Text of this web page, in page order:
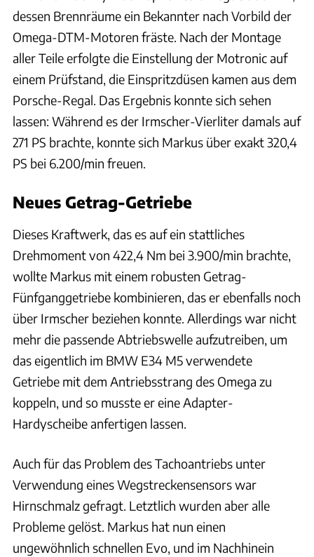
dessen Brennräume ein Bekannter nach Vorbild der
Omega-DTM-Motoren fräste. Nach der Montage
aller Teile erfolgte die Einstellung der Motronic auf
einem Prüfstand, die Einspritzdüsen kamen aus dem
Porsche-Regal. Das Ergebnis konnte sich sehen
lassen: Während es der Irmscher-Vierliter damals auf
271 PS brachte, konnte sich Markus über exakt 320,4
PS bei 6.200/min freuen.
Neues Getrag-Getriebe
Dieses Kraftwerk, das es auf ein stattliches
Drehmoment von 422,4 Nm bei 3.900/min brachte,
wollte Markus mit einem robusten Getrag-
Fünfganggetriebe kombinieren, das er ebenfalls noch
über Irmscher beziehen konnte. Allerdings war nicht
mehr die passende Abtriebswelle aufzutreiben, um
das eigentlich im BMW E34 M5 verwendete
Getriebe mit dem Antriebsstrang des Omega zu
koppeln, und so musste er eine Adapter-
Hardyscheibe anfertigen lassen.
Auch für das Problem des Tachoantriebs unter
Verwendung eines Wegstreckensensors war
Hirnschmalz gefragt. Letztlich wurden aber alle
Probleme gelöst. Markus hat nun einen
ungewöhnlich schnellen Evo, und im Nachhinein